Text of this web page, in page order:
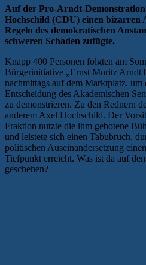
Auf der Pro-Arndt-Demonstration
Hochschild (CDU) einen bizarren
Regeln des demokratischen
schweren Schaden zufügte.
Knapp 400 Personen folgten am
Bürgerinitiative „Ernst Moritz Arndt
nachmittags auf dem Marktplatz, um
Entscheidung des Akademischen
zu demonstrieren. Zu den Rednern
anderem Axel Hochschild. Der
Fraktion nutzte die ihm gebotene
und leistete sich einen Tabubruch,
politischen Auseinandersetzung
Tiefpunkt erreicht. Was ist da auf
geschehen?